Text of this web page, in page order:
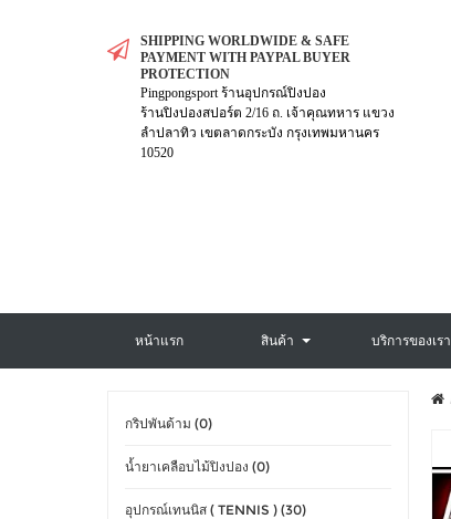
SHIPPING WORLDWIDE & SAFE
PAYMENT WITH PAYPAL BUYER
PROTECTION
Pingpongsport ร้านอุปกรณ์ปิงปอง
ร้านปิงปองสปอร์ต 2/16 ถ. เจ้าคุณทหาร แขวง
ลำปลาทิว เขตลาดกระบัง กรุงเทพมหานคร
10520
หน้าแรก สินค้า บริการของเรา
กริปพันด้าม (0)
น้ำยาเคลือบไม้ปิงปอง (0)
อุปกรณ์เทนนิส ( TENNIS ) (30)